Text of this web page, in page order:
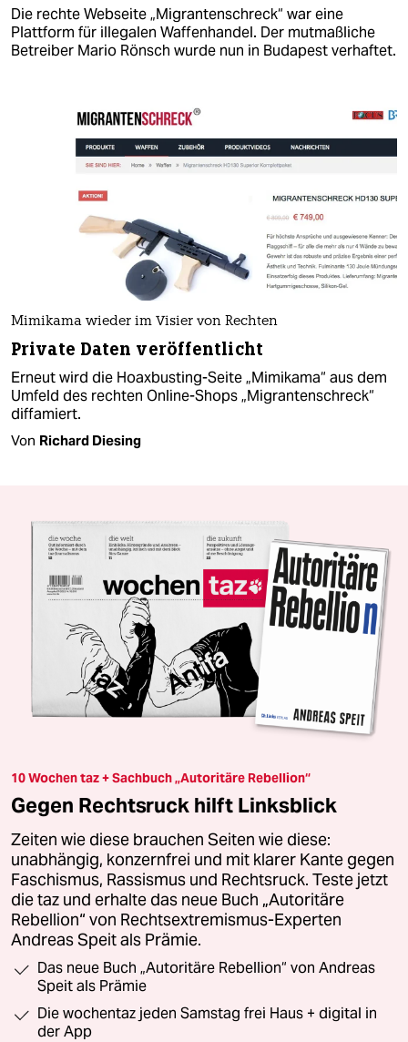
Die rechte Webseite „Migrantenschreck“ war eine
Plattform für illegalen Waffenhandel. Der mutmaßliche
Betreiber Mario Rönsch wurde nun in Budapest verhaftet.
Mimikama wieder im Visier von Rechten
Private Daten veröffentlicht
Erneut wird die Hoaxbusting-Seite „Mimikama“ aus dem
Umfeld des rechten Online-Shops „Migrantenschreck“
diffamiert.
Von Richard Diesing
10 Wochen taz + Sachbuch „Autoritäre Rebellion“
Gegen Rechtsruck hilft Linksblick
Zeiten wie diese brauchen Seiten wie diese:
unabhängig, konzernfrei und mit klarer Kante gegen
Faschismus, Rassismus und Rechtsruck. Teste jetzt
die taz und erhalte das neue Buch „Autoritäre
Rebellion“ von Rechtsextremismus-Experten
Andreas Speit als Prämie.
Das neue Buch „Autoritäre Rebellion“ von Andreas
Speit als Prämie
Die wochentaz jeden Samstag frei Haus + digital in
der App